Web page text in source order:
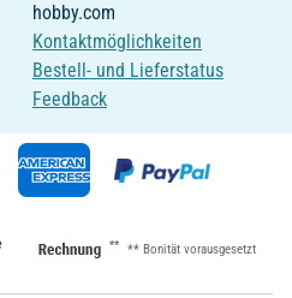
hobby.com
Kontaktmöglichkeiten
Bestell- und Lieferstatus
Feedback
** ** Bonität vorausgesetzt